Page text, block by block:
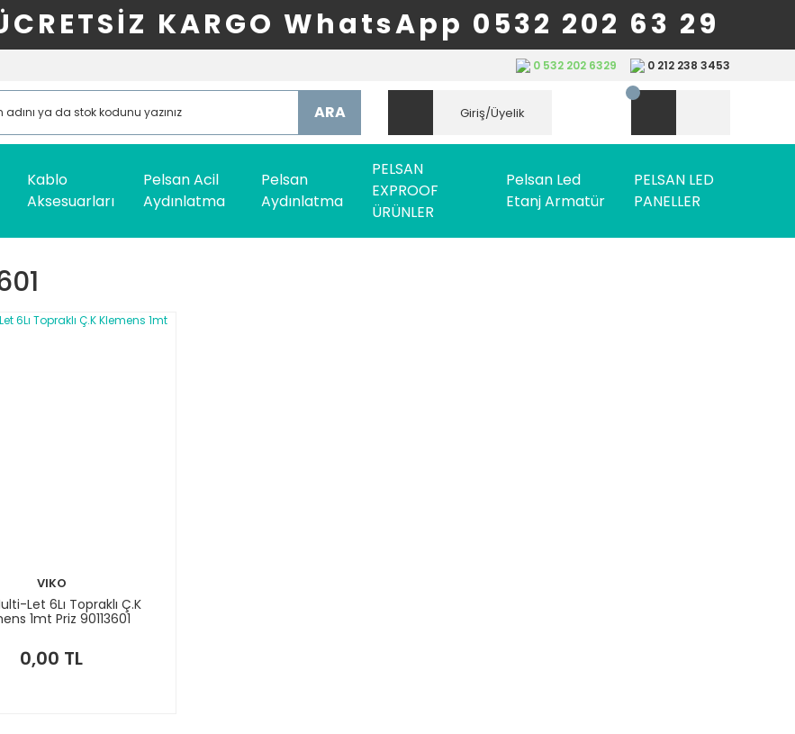
KARGO WhatsApp 0532 202 63 29
0 532 202 6329 0 212 238 3453
ARA Giriş/Üyelik
Kablo
Aksesuarları
Pelsan Acil
Aydınlatma
Pelsan
Aydınlatma
PELSAN
EXPROOF
ÜRÜNLER
Pelsan Led
Etanj Armatür
PELSAN LED
PANELLER
VIKO
Let 6Lı Topraklı Ç.K
1mt Priz 90113601
0,00 TL